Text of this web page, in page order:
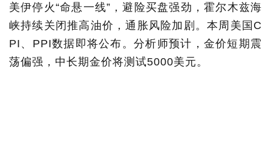
美伊停火“命悬一线”，避险买盘强劲，霍尔木兹海
峡持续关闭推高油价，通胀风险加剧。本周美国C
PI、PPI数据即将公布。分析师预计，金价短期震
荡偏强，中长期金价将测试5000美元。